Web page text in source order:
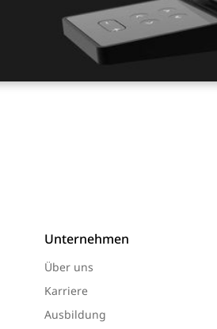
Unternehmen
Über uns
Karriere
Ausbildung